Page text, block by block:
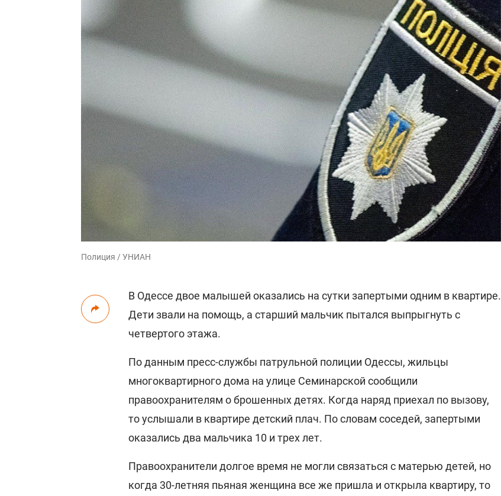
Полиция / УНИАН
В Одессе двое малышей оказались на сутки запертыми одним в квартире.
Дети звали на помощь, а старший мальчик пытался выпрыгнуть с
четвертого этажа.
По данным пресс-службы патрульной полиции Одессы, жильцы
многоквартирного дома на улице Семинарской сообщили
правоохранителям о брошенных детях. Когда наряд приехал по вызову,
то услышали в квартире детский плач. По словам соседей, запертыми
оказались два мальчика 10 и трех лет.
Правоохранители долгое время не могли связаться с матерью детей, но
когда 30-летняя пьяная женщина все же пришла и открыла квартиру, то